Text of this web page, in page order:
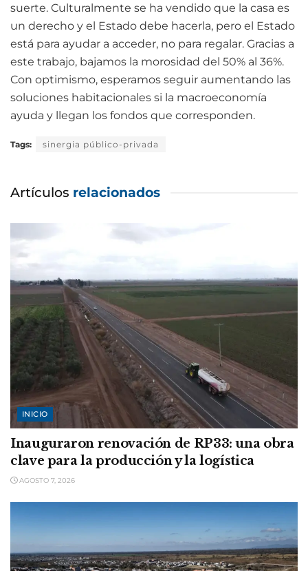
suerte. Culturalmente se ha vendido que la casa es
un derecho y el Estado debe hacerla, pero el Estado
está para ayudar a acceder, no para regalar. Gracias a
este trabajo, bajamos la morosidad del 50% al 36%.
Con optimismo, esperamos seguir aumentando las
soluciones habitacionales si la macroeconomía
ayuda y llegan los fondos que corresponden.
Tags: sinergia público-privada
Artículos relacionados
INICIO
Inauguraron renovación de RP33: una obra
clave para la producción y la logística
AGOSTO 7, 2026